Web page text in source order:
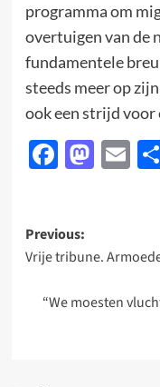
programma om
overtuigen van de
fundamentele
steeds meer op
ook een strijd voor
Post
navigation
Previous:
Vrije tribune.
“We moesten